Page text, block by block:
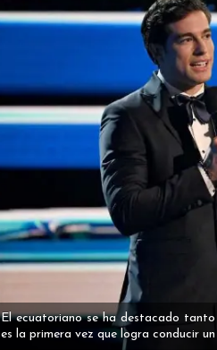
El ecuatoriano se ha destacado
es la primera vez que logra conducir